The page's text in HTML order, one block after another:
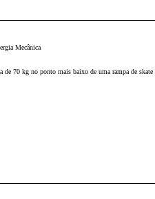
Mecânica
de 70 kg no ponto mais baixo de uma rampa de